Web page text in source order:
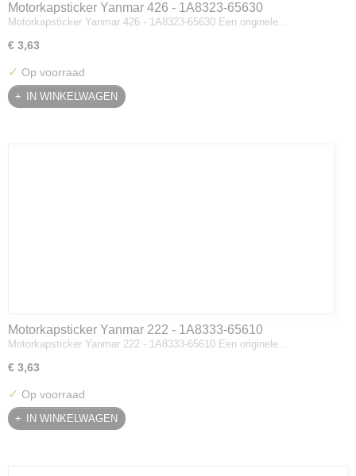
Motorkapsticker Yanmar 426 - 1A8323-65630
Motorkapsticker Yanmar 426 - 1A8323-65630 Een originele…
€ 3,63
✓ Op voorraad
IN WINKELWAGEN
Motorkapsticker Yanmar 222 - 1A8333-65610
Motorkapsticker Yanmar 222 - 1A8333-65610 Een originele…
€ 3,63
✓ Op voorraad
IN WINKELWAGEN